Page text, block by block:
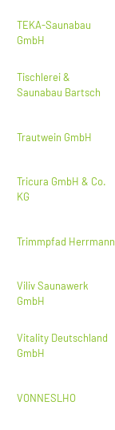
TEKA-Saunabau
GmbH
Tischlerei &
Saunabau Bartsch
Trautwein GmbH
Tricura GmbH & Co.
KG
Trimmpfad Herrmann
Viliv Saunawerk
GmbH
Vitality Deutschland
GmbH
VONNESLHO